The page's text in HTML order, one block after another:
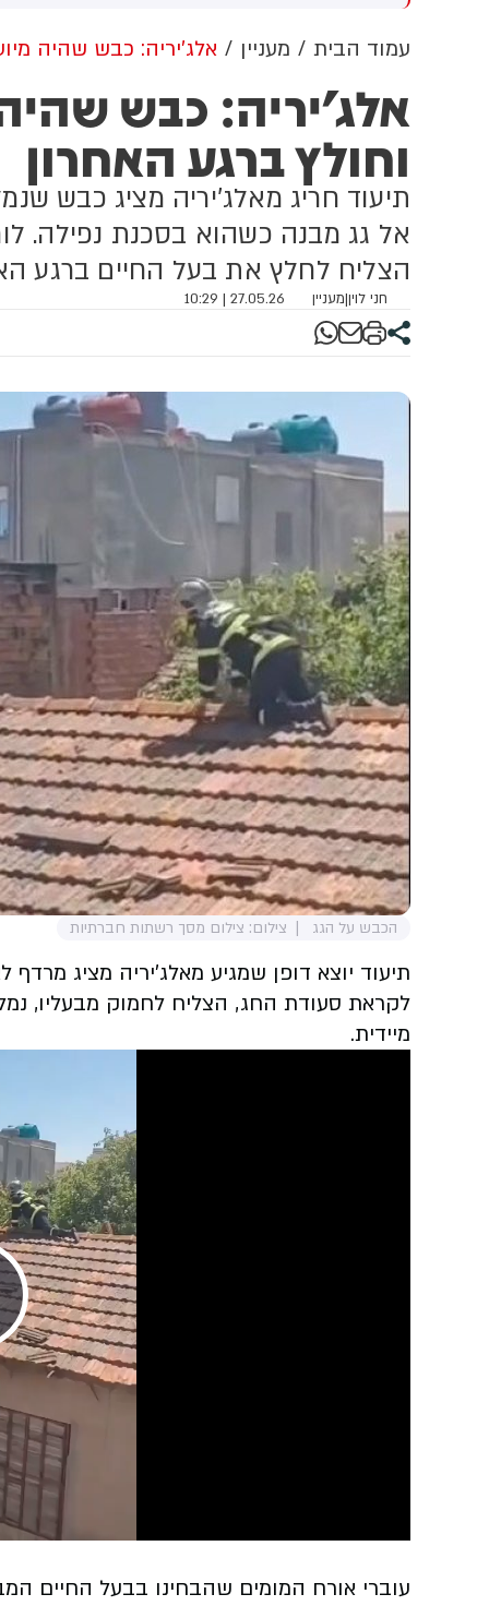
הטמפרטורות יהיו
ממשלת פקיסטן שהבאז שריף
כדי לחתום על הסכם שיתוף
עמוד הבית מעניין אלג'יריה: כבש שהיה
אלג'יריה: כבש
וחולץ ברגע האחרון
תיעוד חריג מאלג'יריה מציג כבש
אל גג מבנה כשהוא בסכנת נפילה.
הצליח לחלץ את בעל החיים ברגע
חני לוין|מעניין 27.05.26 | 10:29
הכבש על הגג צילום: צילום מסך רשתות חברתיות
תיעוד יוצא דופן שמגיע מאלג'יריה מציג
לקראת סעודת החג, הצליח לחמוק מבעליו,
מיידית.
עוברי אורח המומים שהבחינו בבעל החיים